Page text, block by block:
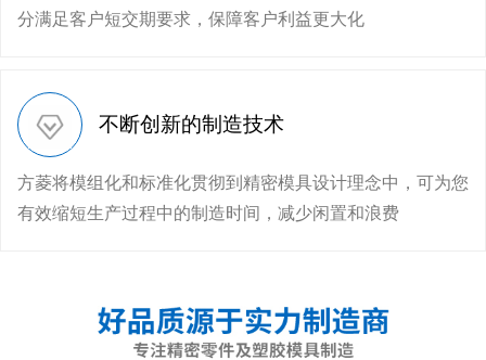
分满足客户短交期要求，保障客户利益更大化
不断创新的制造技术
方菱将模组化和标准化贯彻到精密模具设计理念中，可为您
有效缩短生产过程中的制造时间，减少闲置和浪费